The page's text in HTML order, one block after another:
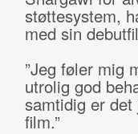
støttesystem,
med sin
”Jeg føler mig
utrolig god
samtidig er
film.”